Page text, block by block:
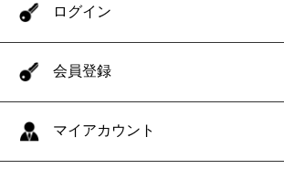
ログイン
会員登録
マイアカウント